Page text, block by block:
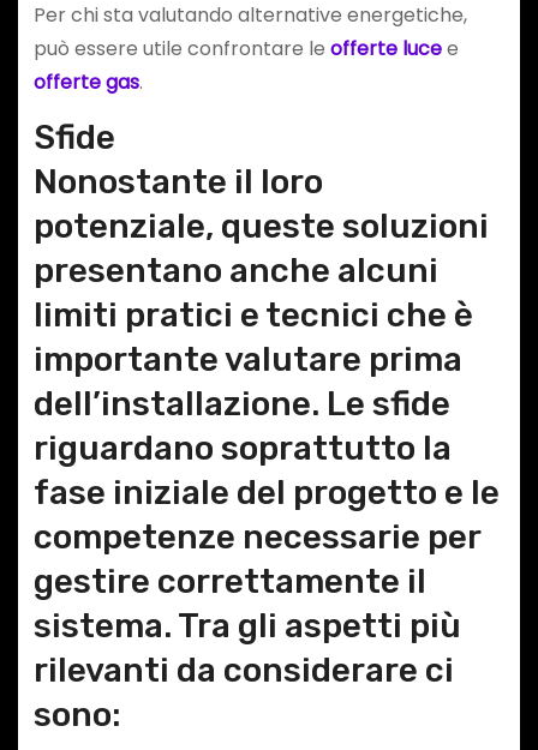
Per chi sta valutando alternative energetiche,
può essere utile confrontare le offerte lucee
offerte gas.
Sfide
Nonostante il loro
potenziale, queste soluzioni
presentano anche alcuni
limiti pratici e tecnici che è
importante valutare prima
dell’installazione. Le sfide
riguardano soprattutto la
fase iniziale del progetto e le
competenze necessarie per
gestire correttamente il
sistema. Tra gli aspetti più
rilevanti da considerare ci
sono: